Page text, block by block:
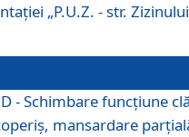
„P.U.Z. - str.
- Schimbare funcţiune
mansardare